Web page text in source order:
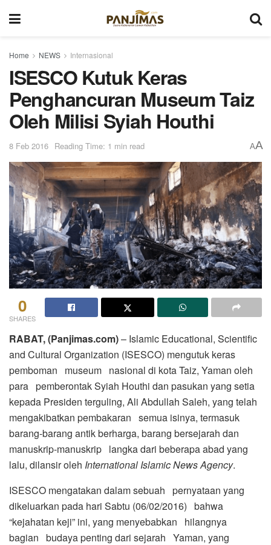
Home NEWS Internasional
ISESCO Kutuk Keras
Penghancuran Museum Taiz
Oleh Milisi Syiah Houthi
8 Feb 2016 Reading Time: 1 min read AA
0
SHARES
RABAT, (Panjimas.com)– Islamic Educational, Scientific
and Cultural Organization (ISESCO) mengutuk keras
pemboman museum nasional di kota Taiz, Yaman oleh
para pemberontak Syiah Houthi dan pasukan yang setia
kepada Presiden terguling, Ali Abdullah Saleh, yang telah
mengakibatkan pembakaran semua isinya, termasuk
barang-barang antik berharga, barang bersejarah dan
manuskrip-manuskrip langka dari beberapa abad yang
lalu, dilansir oleh International Islamic News Agency.
ISESCO mengatakan dalam sebuah pernyataan yang
dikeluarkan pada hari Sabtu (06/02/2016) bahwa
“kejahatan keji” ini, yang menyebabkan hilangnya
bagian budaya penting dari sejarah Yaman, yang